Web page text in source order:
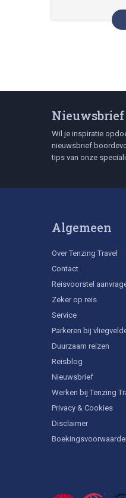
India en
in Sri Lanka
Nieuwsbrief
Wil je inspiratie
nieuwsbrief
tips van onze
Algemeen
Over Tenzing Travel
Contact
Reisvoorstel
Zeker op reis
Service
Parkeren bij
Duurzaam reizen
Reisblog
Nieuwsbrief
Werken bij Tenzing
Privacy & Cookies
Disclaimer